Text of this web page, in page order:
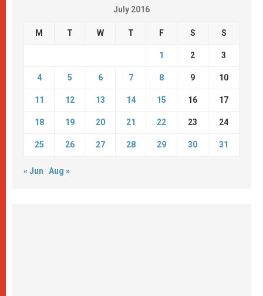
July 2016
M T W T F S S
1 2 3
4 5 6 7 8 9 10
11 12 13 14 15 16 17
18 19 20 21 22 23 24
25 26 27 28 29 30 31
« Jun Aug »